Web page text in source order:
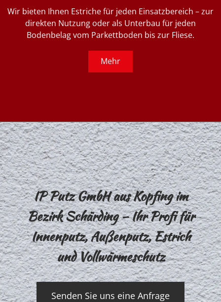
Wir bieten Ihnen Estriche für jeden Einsatzbereich – zur
direkten Nutzung oder als Unterbau für jeden
Bodenbelag vom Parkettboden bis zur Fliese.
Mehr
IP Putz GmbH aus Kopfing im
Bezirk Schärding – Ihr Profi für
Innenputz, Außenputz, Estrich
und Vollwärmeschutz
Senden Sie uns eine Anfrage